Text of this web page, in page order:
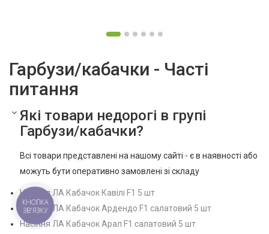
Гарбузи/кабачки - Часті
питання
Які товари недорогі в групі
Гарбузи/кабачки?
Всі товари представлені на нашому сайті - є в наявності або
можуть бути оперативно замовлені зі складу
Насіння ЛА Кабачок Кавілі F1 5 шт
Насіння ЛА Кабачок Ардендо F1 салатовий 5 шт
Насіння ЛА Кабачок Арал F1 салатовий 5 шт
КНОПКА
ЗВ'ЯЗКУ